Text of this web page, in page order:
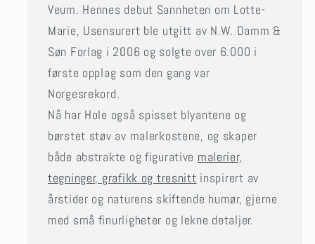
Veum. Hennes debut Sannheten om Lotte-
Marie, Usensurert ble utgitt av N.W. Damm &
Søn Forlag i 2006 og solgte over 6.000 i
første opplag som den gang var
Norgesrekord.
Nå har Hole også spisset blyantene og
børstet støv av malerkostene, og skaper
både abstrakte og figurative malerier,
tegninger, grafikk og tresnitt inspirert av
årstider og naturens skiftende humør, gjerne
med små finurligheter og lekne detaljer.